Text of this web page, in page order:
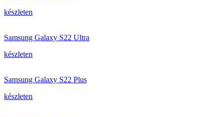
készleten
Samsung Galaxy S22 Ultra
készleten
Samsung Galaxy S22 Plus
készleten